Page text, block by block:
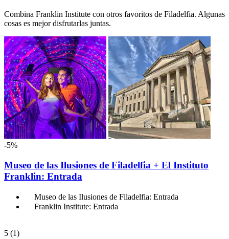
Combina Franklin Institute con otros favoritos de Filadelfia. Algunas
cosas es mejor disfrutarlas juntas.
-5%
Museo de las Ilusiones de Filadelfia + El Instituto
Franklin: Entrada
Museo de las Ilusiones de Filadelfia: Entrada
Franklin Institute: Entrada
5 (1)